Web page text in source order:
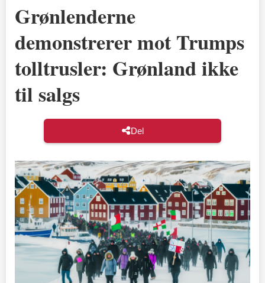
Grønlenderne
demonstrerer mot Trumps
tolltrusler: Grønland ikke
til salgs
Del